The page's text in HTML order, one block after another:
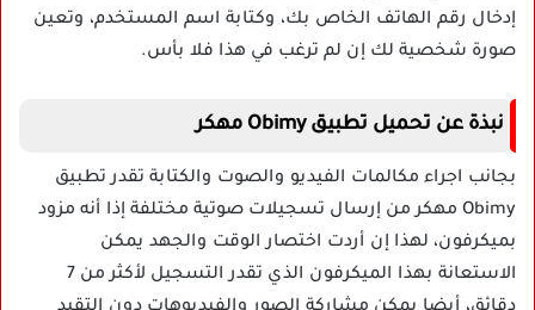
إدخال رقم الهاتف الخاص بك، وكتابة اسم المستخدم، وتعين
صورة شخصية لك إن لم ترغب في هذا فلا بأس.
نبذة عن تحميل تطبيق Obimy مهكر
بجانب اجراء مكالمات الفيديو والصوت والكتابة تقدر تطبيق
Obimy مهكر من إرسال تسجيلات صوتية مختلفة إذا أنه مزود
بميكرفون، لهذا إن أردت اختصار الوقت والجهد يمكن
الاستعانة بهذا الميكرفون الذي تقدر التسجيل لأكثر من 7